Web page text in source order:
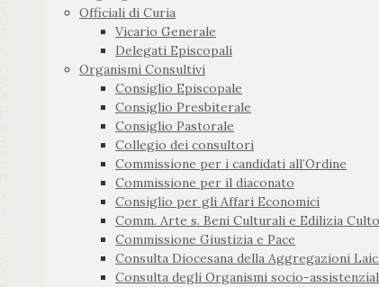
Officiali di Curia
Vicario Generale
Delegati Episcopali
Organismi Consultivi
Consiglio Episcopale
Consiglio Presbiterale
Consiglio Pastorale
Collegio dei consultori
Commissione per i candidati all’Ordine
Commissione per il diaconato
Consiglio per gli Affari Economici
Comm. Arte s. Beni Culturali e Edilizia Culto
Commissione Giustizia e Pace
Consulta Diocesana della Aggregazioni
Consulta degli Organismi socio-